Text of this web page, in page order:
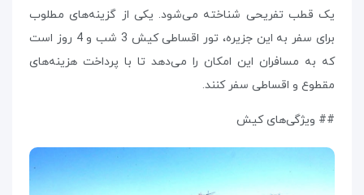
یک قطب تفریحی شناخته می‌شود. یکی از گزینه‌های مطلوب
برای سفر به این جزیره، تور اقساطی کیش 3 شب و 4 روز است
که به مسافران این امکان را می‌دهد تا با پرداخت هزینه‌های
مقطوع و اقساطی سفر کنند.
## ویژگی‌های کیش